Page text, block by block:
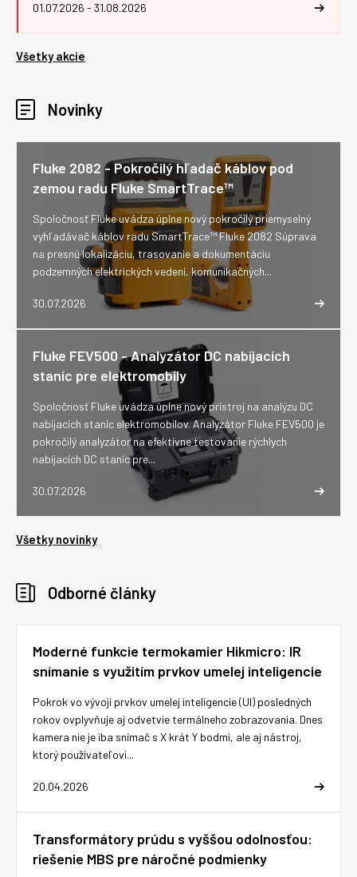
01.07.2026 - 31.08.2026
Všetky akcie
Novinky
Fluke 2082 - Pokročilý hľadač káblov pod
zemou radu Fluke SmartTrace™
30.07.2026
Spoločnosť Fluke uvádza úplne nový pokročilý priemyselný
vyhľadávač káblov radu SmartTrace™ Fluke 2082 Súprava
na presnú lokalizáciu, trasovanie a dokumentáciu
podzemných elektrických vedení, komunikačných...
Fluke FEV500 - Analyzátor DC nabíjacích
staníc pre elektromobily
30.07.2026
Spoločnosť Fluke uvádza úplne nový prístroj na analýzu DC
nabíjacích staníc elektromobilov. Analyzátor Fluke FEV500 je
pokročilý analyzátor na efektívne testovanie rýchlych
nabíjacích DC staníc pre...
Všetky novinky
Odborné články
Moderné funkcie termokamier Hikmicro: IR
snímanie s využitím prvkov umelej inteligencie
20.04.2026
Pokrok vo vývoji prvkov umelej inteligencie (UI) posledných
rokov ovplyvňuje aj odvetvie termálneho zobrazovania. Dnes
kamera nie je iba snímač s X krát Y bodmi, ale aj nástroj,
ktorý používateľovi...
Transformátory prúdu s vyššou odolnosťou:
riešenie MBS pre náročné podmienky